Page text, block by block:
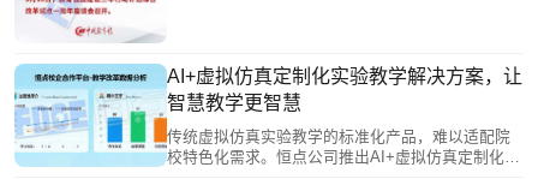
真实训室，支持学生从“使用者”升级为“创造者”，以
技术创新推动教育系统性跃升。
AI+虚拟仿真定制化实验教学解决方案，让
智慧教学更智慧
传统虚拟仿真实验教学的标准化产品，难以适配院
校特色化需求。恒点公司推出AI+虚拟仿真定制化服